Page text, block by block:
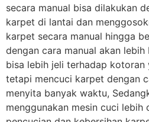
secara manual bisa dilakukan
karpet di lantai dan
karpet secara manual hingga
dengan cara manual akan
bisa lebih jeli terhadap
tetapi mencuci karpet dengan
menyita banyak waktu,
menggunakan mesin cuci lebih